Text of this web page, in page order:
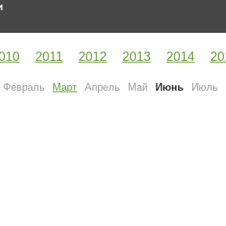
2011 2012 2013 2014
Февраль Март Апрель Май Июнь Июль